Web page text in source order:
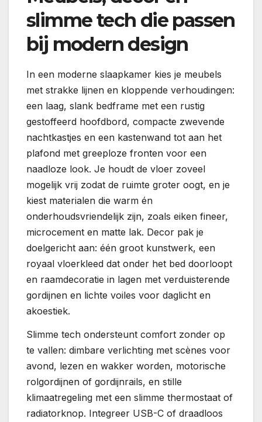
slimme tech die passen
bij modern design
In een moderne slaapkamer kies je meubels
met strakke lijnen en kloppende verhoudingen:
een laag, slank bedframe met een rustig
gestoffeerd hoofdbord, compacte zwevende
nachtkastjes en een kastenwand tot aan het
plafond met greeploze fronten voor een
naadloze look. Je houdt de vloer zoveel
mogelijk vrij zodat de ruimte groter oogt, en je
kiest materialen die warm én
onderhoudsvriendelijk zijn, zoals eiken fineer,
microcement en matte lak. Decor pak je
doelgericht aan: één groot kunstwerk, een
royaal vloerkleed dat onder het bed doorloopt
en raamdecoratie in lagen met verduisterende
gordijnen en lichte voiles voor daglicht en
akoestiek.
Slimme tech ondersteunt comfort zonder op
te vallen: dimbare verlichting met scènes voor
avond, lezen en wakker worden, motorische
rolgordijnen of gordijnrails, en stille
klimaatregeling met een slimme thermostaat of
radiatorknop. Integreer USB-C of draadloos